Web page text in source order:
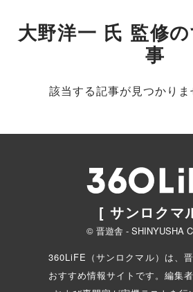
大野洋一 氏 監修
事
該当する記事が見つかりま
[ サンロクマ
© 晋遊舎 - SHINYUSHA
360LiFE（サンロクマル）は、
おすすめ情報サイトです。編集